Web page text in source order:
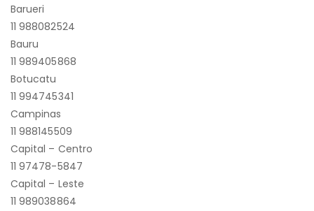
Barueri
11 988082524
Bauru
11 989405868
Botucatu
11 994745341
Campinas
11 988145509
Capital – Centro
11 97478-5847
Capital – Leste
11 989038864